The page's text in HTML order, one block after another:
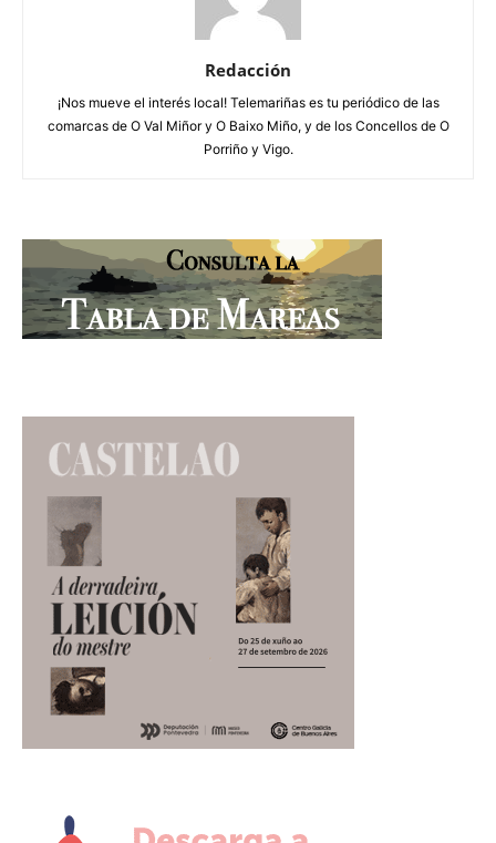
Redacción
¡Nos mueve el interés local! Telemariñas es tu periódico de las
comarcas de O Val Miñor y O Baixo Miño, y de los Concellos de O
Porriño y Vigo.